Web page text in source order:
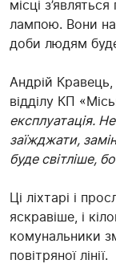
місці
лампою. Вони
доби людям
Андрій
відділу КП
експлуатація.
заїжджати,
буде світліше,
Ці ліхтарі і
яскравіше, і
комунальники
повітряної лінії.